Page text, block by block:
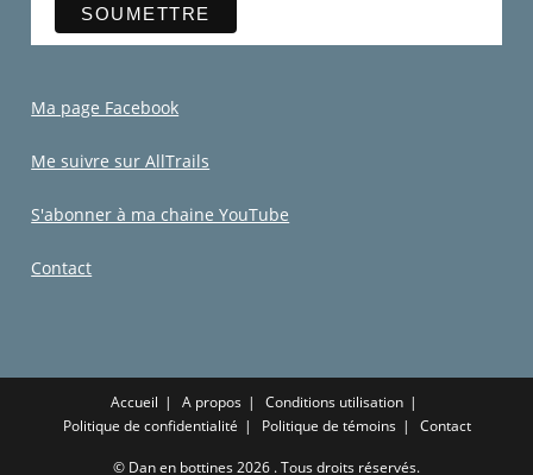
Ma page Facebook
Me suivre sur AllTrails
S'abonner à ma chaine YouTube
Contact
Accueil A propos
Conditions utilisation
Politique de confidentialité
Politique de témoins Contact
© Dan en bottines2026 . Tous droits réservés.